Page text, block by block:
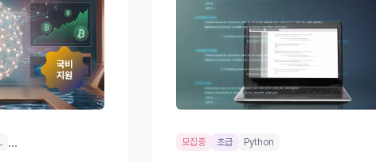
국비
지원
... 모집중 초급 Python